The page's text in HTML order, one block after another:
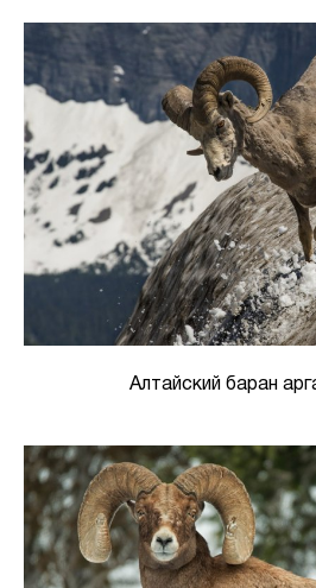
Алтайский баран